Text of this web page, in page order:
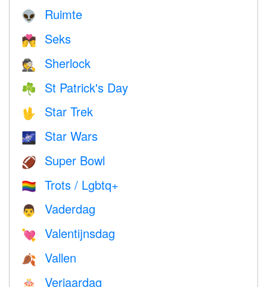
👽 Ruimte
💏 Seks
🕵️ Sherlock
☘️ St Patrick's Day
🖖 Star Trek
🌌 Star Wars
🏈 Super Bowl
🏳️‍🌈 Trots / Lgbtq+
👨 Vaderdag
💘 Valentijnsdag
🍂 Vallen
🎂 Verjaardag